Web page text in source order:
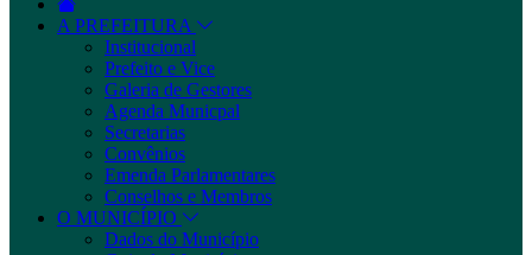
A PREFEITURA
Institucional
Prefeito e Vice
Galeria de Gestores
Agenda Municpal
Secretarias
Convênios
Emenda Parlamentares
Conselhos e Membros
O MUNICÍPIO
Dados do Município